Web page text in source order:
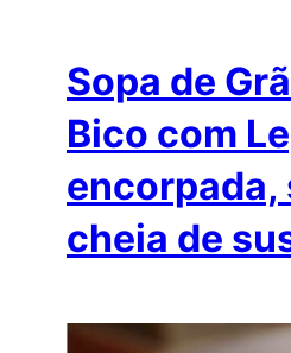
Sopa de
Bico com
encorpada,
cheia de